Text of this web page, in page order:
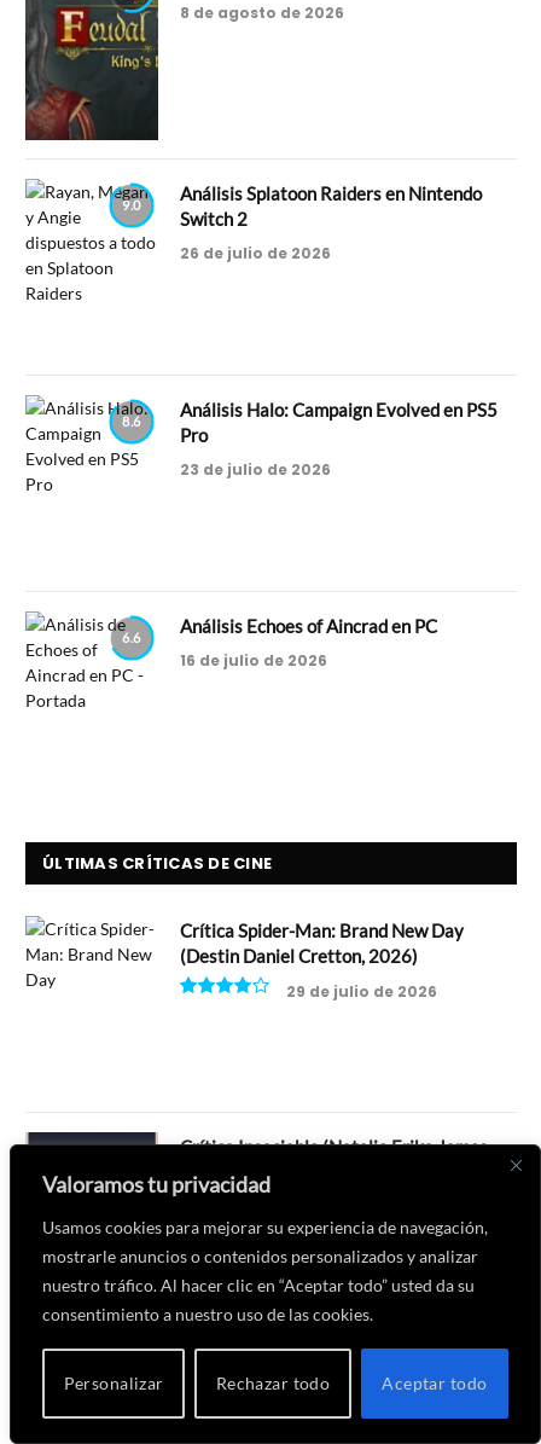
Valoramos tu privacidad
Usamos cookies para mejorar su experiencia de navegación,
mostrarle anuncios o contenidos personalizados y analizar
nuestro tráfico. Al hacer clic en “Aceptar todo” usted da su
consentimiento a nuestro uso de las cookies.
Personalizar Rechazar todo Aceptar todo
8 de agosto de 2026
9.0
Análisis Splatoon Raiders en Nintendo
Switch 2
26 de julio de 2026
8.6
Análisis Halo: Campaign Evolved en PS5
Pro
23 de julio de 2026
6.6
Análisis Echoes of Aincrad en PC
16 de julio de 2026
ÚLTIMAS CRÍTICAS DE CINE
Crítica Spider-Man: Brand New Day
(Destin Daniel Cretton, 2026)
29 de julio de 2026
Crítica Insaciable (Natalie Erika James,
2026)
6.5
24 de junio de 2026